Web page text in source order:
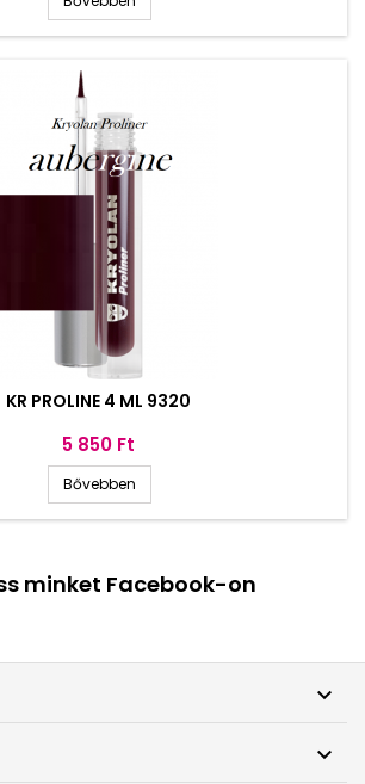
KR PROLINE 4 ML 9320
Ár
5 850 Ft
Bővebben
minket Facebook-on

